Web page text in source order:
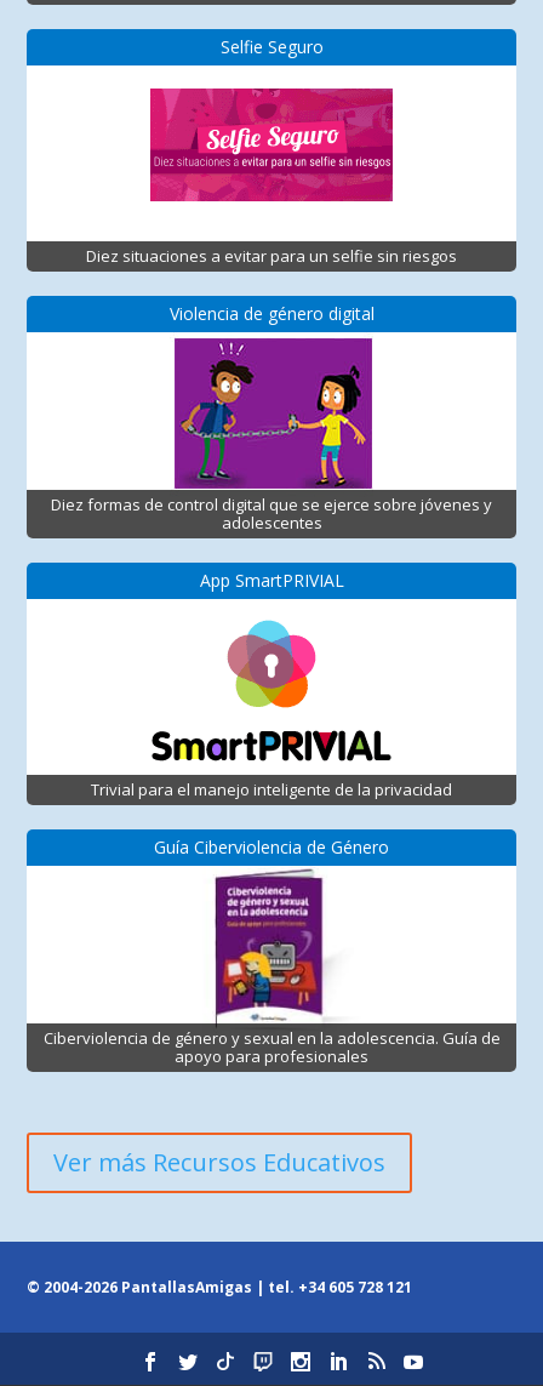
Selfie Seguro
Diez situaciones a evitar para un selfie sin riesgos
Violencia de género digital
Diez formas de control digital que se ejerce sobre jóvenes y
adolescentes
App SmartPRIVIAL
Trivial para el manejo inteligente de la privacidad
Guía Ciberviolencia de Género
Ciberviolencia de género y sexual en la adolescencia. Guía de
apoyo para profesionales
Ver más Recursos Educativos
© 2004-2026 PantallasAmigas | tel. +34 605 728 121